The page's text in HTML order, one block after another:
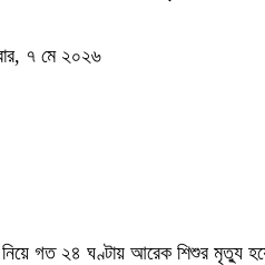
৭ মে ২০২৬
নিয়ে গত ২৪ ঘণ্টায় আরেক শিশুর মৃত্যু